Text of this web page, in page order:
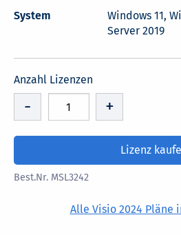
System
Windows 11,
Server 2019
Anzahl Lizenzen
- +
Lizenz
Best.Nr. MSL3242
Alle Visio 2024 Pläne